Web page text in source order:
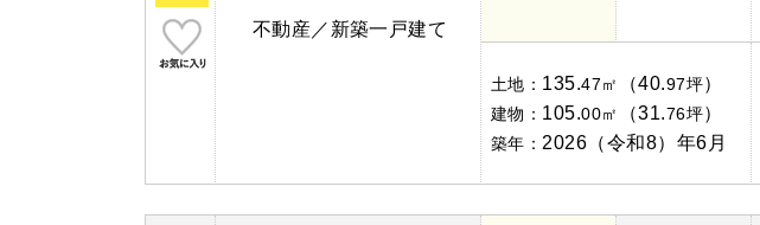
不動産／新築一戸建て
土地： 135.47㎡ （40.97坪）
建物： 105.00㎡ （31.76坪）
築年： 2026（令和8）年6月